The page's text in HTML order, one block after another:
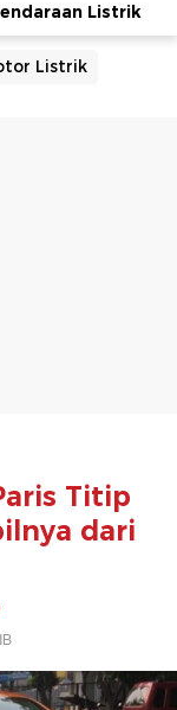
Listrik
Listrik
Titip
dari